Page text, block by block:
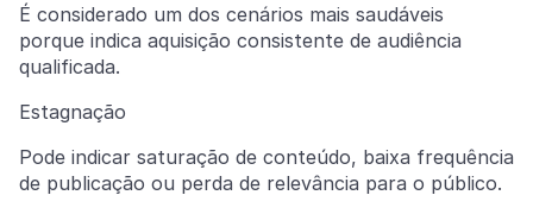
É considerado um dos cenários mais saudáveis
porque indica aquisição consistente de audiência
qualificada.
Estagnação
Pode indicar saturação de conteúdo, baixa frequência
de publicação ou perda de relevância para o público.